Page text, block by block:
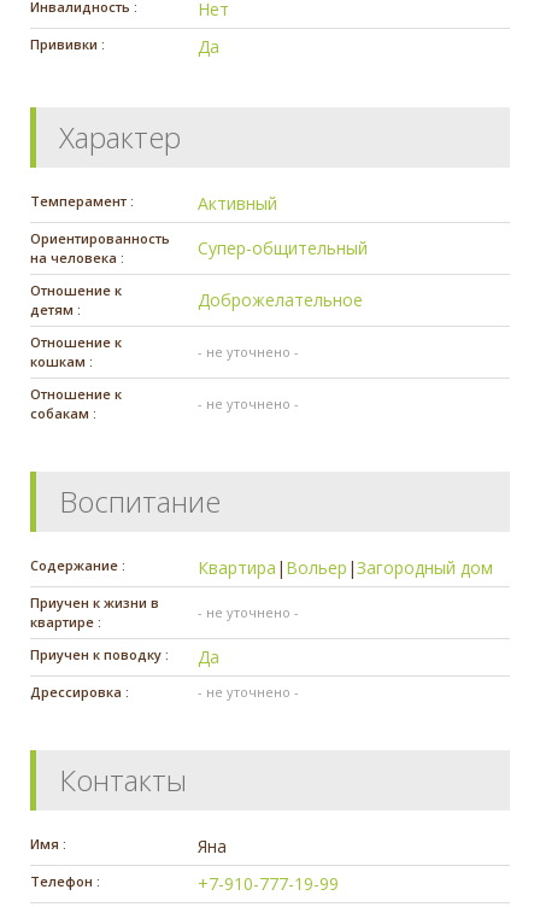
Инвалидность : Нет
Прививки : Да
Характер
Темперамент : Активный
Ориентированность
на человека :
Супер-общительный
Отношение к
детям :
Доброжелательное
Отношение к
кошкам :
- не уточнено -
Отношение к
собакам :
- не уточнено -
Воспитание
Содержание : Квартира | Вольер |Загородный дом
Приучен к жизни в
квартире :
- не уточнено -
Приучен к поводку : Да
Дрессировка : - не уточнено -
Контакты
Имя : Яна
Телефон : +7-910-777-19-99